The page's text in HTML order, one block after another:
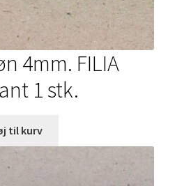
4mm. FILIA
1 stk.
til kurv